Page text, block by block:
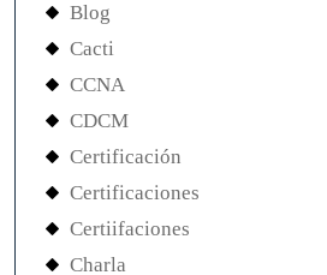
Blog
Cacti
CCNA
CDCM
Certificación
Certificaciones
Certiifaciones
Charla